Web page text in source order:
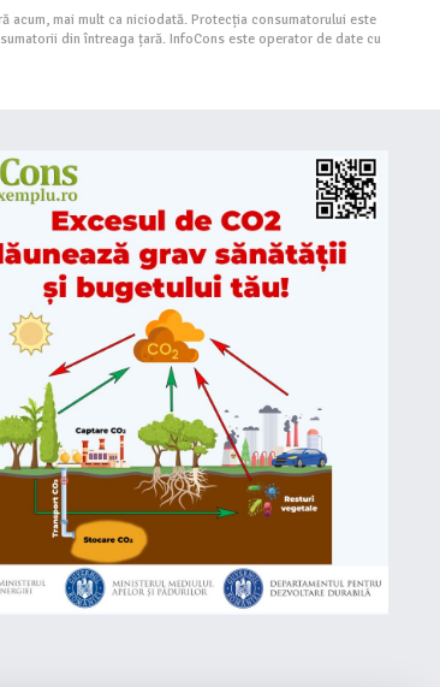
acum, mai mult ca niciodată. Protecția consumatorului este
din întreaga țară. InfoCons este operator de date cu